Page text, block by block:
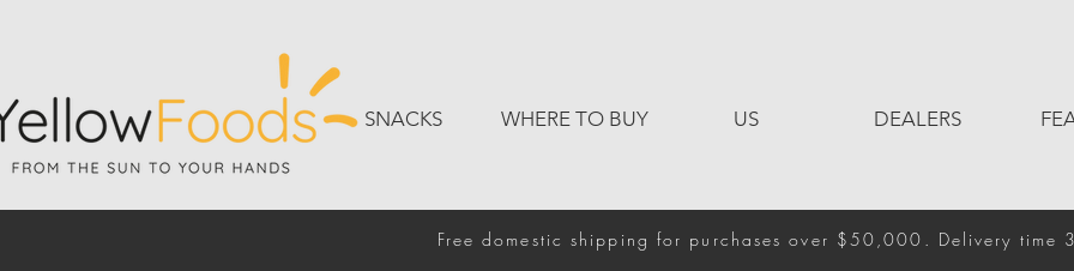
SNACKS WHERE TO BUY US DEALERS
Free domestic shipping for purchases over $50,000. Delivery time